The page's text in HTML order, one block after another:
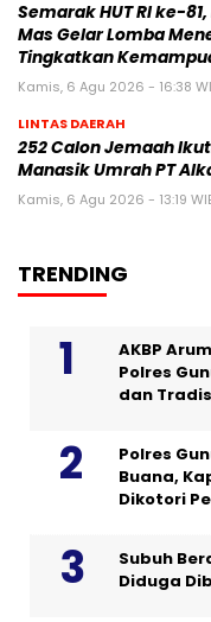
Semarak HUT RI ke-
Mas Gelar Lomba
Tingkatkan
Kamis, 6 Agu 2026 - 16:38
LINTAS DAERAH
252 Calon Jemaah
Manasik Umrah PT
Kamis, 6 Agu 2026 - 13:19
TRENDING
AKBP
Polres
dan
Polres
Buana,
Dikotori
Subuh
Diduga